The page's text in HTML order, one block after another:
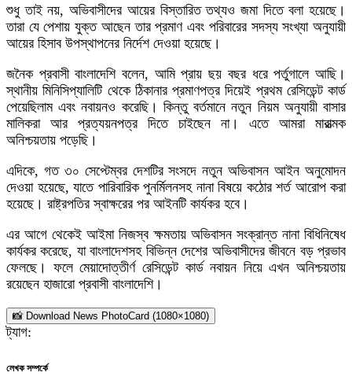
শুধু তাই নয়, অভিবাসীদের আয়ের বিস্তারিত তথ্যও জমা দিতে বলা হয়েছে।
তারা যে পেশায় যুক্ত আছেন তার প্রমাণ এবং পরিবারের সদস্য সংখ্যা অনুযায়ী
আয়ের হিসাব উপস্থাপনের নির্দেশ দেওয়া হয়েছে।
জনৈক প্রবাসী বাংলাদেশি বলেন, আমি প্রায় ছয় বছর ধরে পর্তুগালে আছি।
স্থানীয় মিনিসিপ্যালিটি থেকে ঠিকানার প্রমাণপত্র দিয়েই প্রথম রেসিডেন্ট কার্ড
পেয়েছিলাম এবং নবায়নও করেছি। কিন্তু বর্তমানে নতুন নিয়ম অনুযায়ী বাসার
মালিকরা আর প্রত্যয়নপত্র দিতে চাইছেন না। এতে আমরা মারাত্মক
অনিশ্চয়তায় পড়েছি।
এদিকে, গত ৩০ সেপ্টেম্বর দেশটির সংসদে নতুন অভিবাসন আইন অনুমোদন
দেওয়া হয়েছে, যাতে পারিবারিক পুনর্মিলনসহ নানা বিষয়ে কঠোর শর্ত আরোপ করা
হয়েছে। রাষ্ট্রপতির স্বাক্ষরের পর আইনটি কার্যকর হবে।
এর আগে থেকেই আইমা নিজস্ব ক্ষমতায় অভিবাসন সংক্রান্ত নানা বিধিনিষেধ
কার্যকর করেছে, যা বাংলাদেশসহ বিভিন্ন দেশের অভিবাসীদের জীবনে বড় প্রভাব
ফেলছে। ফলে মেয়াদোত্তীর্ণ রেসিডেন্ট কার্ড নবায়ন নিয়ে এখন অনিশ্চয়তায়
রয়েছেন হাজারো প্রবাসী বাংলাদেশি।
📸 Download News PhotoCard (1080×1080)
ট্যাগ:
লেখক সম্পর্কে